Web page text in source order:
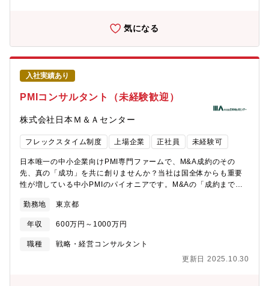
支援だからこそ、成約後も離職ゼロ等・顧客組織一体となる成長
極的な増員募集。現在、供給力の不足を外部パートナーとの協業
己の成長に意欲的な方に参画していただき、将来的には管理職や
マネジャー等、当社を一緒に作り上げてほしいと考えています。
【働き方】クライアント先、リモートワーク等フレキシブルに対
給に20時間分は含む）宿泊出張は月数回程度（常駐はありませ
変革を現場で実感したい方経営者・現場と直接向き合い、オーダ
ーメイドの価値提供を目指したい方
有しています。 ※事業部長は、金融機関において産業調査機能の
経験が長く、主にデジタル・IT・BPOの領域において深い知見を
保有。また、海外での業務経験も長くM&Aオリジネーション業務
にも従事しており、コーポレートアドバイザリー部としての全機
能を担う。マネージャーは財務・会計領域の知見（公認会計士試
験合格者）があり、現在は主に社内のM&A案件に従事。 ■今後は
部門の規模を拡大し、数年内には海外拠点設立も想定しているた
め、今回の募集ポジションにおいては既に出来上がった環境での
業務ではなく、既存メンバーと共にチームを一から作り上げる工
程に携わっていただきたいと思っております。 【部門のミッショ
ン】■特定産業の市場・企業の情報を収集・分析することで、各産
業における情報や知見を蓄える（インテリジェンス獲得）。そし
て、関係部署と連携し、案件獲得や品質向上につなげる。■インテ
リジェンスをベースに情報発信を行い、LTSのブランディング、新
規顧客開拓を狙う。■インテリジェンスを活用して企業のCxOとの
収益向上に貢献する。■国内/海外のSellリストの充実化、パートナ
い、LTSとしてのM&A実現やLTSの各サービスが海外に進出する
ための下地作りに貢献する。【入社後のキャリアイメージ】入社
ン、特定産業の調査補助、レポート発行補助などを担当していた
気になる
入社実績あり
PMIコンサルタント（未経験歓迎）
株式会社日本Ｍ＆Ａセンター
フレックスタイム制度 上場企業 正社員 未経験可
日本唯一の中小企業向けPMI専門ファームで、M&A成約のその
先、真の「成功」を共に創りませんか？当社は国全体からも重要
性が増している中小PMIのパイオニアです。M&Aの「成約までの
現へ。PMIは、日本経済における事業存続と発展の要として今後ま
すます注目される大義のある仕事です。【当社で働く魅力】・経
営者のカウンターパートとして事業経営に本気で向き合える他フ
ァームではCFOや担当部門が中心となることが多い中、当社の支
がら。経営判断や組織づくりに深く携わり、その会社全体の成
勤務地 東京都
年収 600万円～1000万円
職種
戦略・経営コンサルタント
更新日 2025.10.30